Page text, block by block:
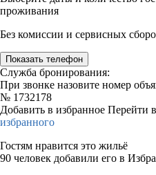
проживания
Без комиссии и сервисных
Показать телефон
Служба бронирования:
При звонке назовите номер
№ 1732178
Добавить в избранное Перейти
избранного
Гостям нравится это жильё
90 человек добавили его в